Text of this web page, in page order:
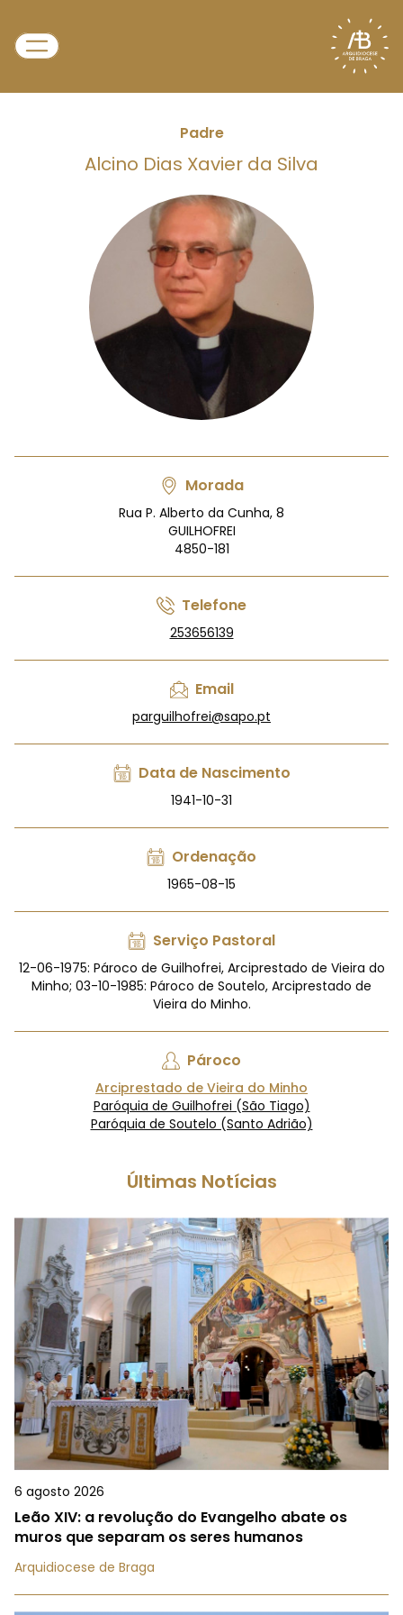
Padre
Alcino Dias Xavier da Silva
Morada
Rua P. Alberto da Cunha, 8
GUILHOFREI
4850-181
Telefone
253656139
Email
parguilhofrei@sapo.pt
Data de Nascimento
1941-10-31
Ordenação
1965-08-15
Serviço Pastoral
12-06-1975: Pároco de Guilhofrei, Arciprestado de Vieira do
Minho; 03-10-1985: Pároco de Soutelo, Arciprestado de
Vieira do Minho.
Pároco
Arciprestado de Vieira do Minho
Paróquia de Guilhofrei (São Tiago)
Paróquia de Soutelo (Santo Adrião)
Últimas Notícias
6 agosto 2026
Leão XIV: a revolução do Evangelho abate os
muros que separam os seres humanos
Arquidiocese de Braga